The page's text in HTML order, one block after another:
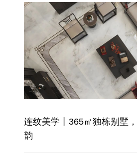
连纹美学丨365㎡独栋别墅
韵